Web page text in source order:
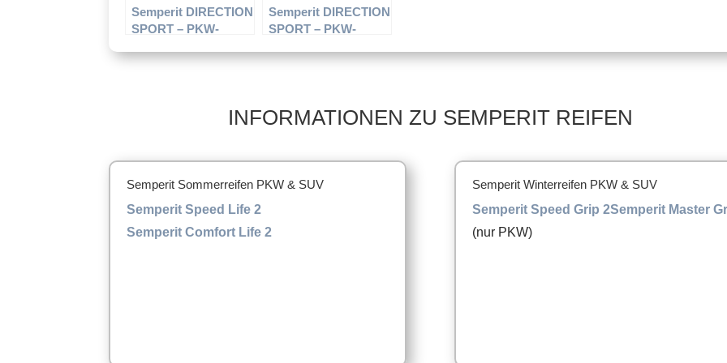
Semperit DIRECTION
SPORT – PKW-
96W – Sommerreifen
Semperit DIRECTION
SPORT – PKW-
98W – Sommerreifen
INFORMATIONEN ZU SEMPERIT REIFEN
Semperit Sommerreifen PKW & SUV
Semperit Speed Life 2
Semperit Comfort Life 2
Semperit Winterreifen PKW & SUV
Semperit Speed Grip 2Semperit Master
(nur PKW)